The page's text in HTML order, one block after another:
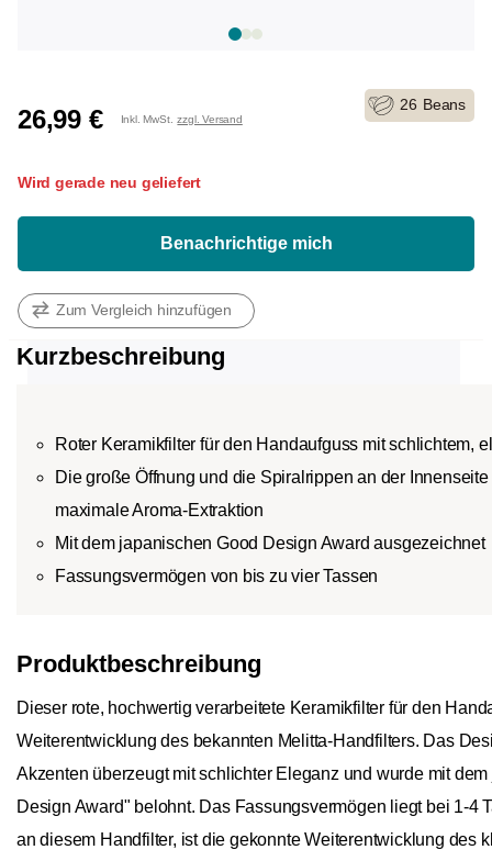
26,99 € Inkl. MwSt. zzgl. Versand
26 Beans
Wird gerade neu geliefert
Benachrichtige mich
Zum Vergleich hinzufügen
Kurzbeschreibung
Roter Keramikfilter für den Handaufguss mit schlichtem,
Die große Öffnung und die Spiralrippen an der
maximale Aroma-Extraktion
Mit dem japanischen Good Design Award ausgezeichnet
Fassungsvermögen von bis zu vier Tassen
Produktbeschreibung
Dieser rote, hochwertig verarbeitete Keramikfilter für den
Weiterentwicklung des bekannten Melitta-Handfilters. Das
Akzenten überzeugt mit schlichter Eleganz und wurde mit
Design Award" belohnt. Das Fassungsvermögen liegt bei 1-4
an diesem Handfilter, ist die gekonnte Weiterentwicklung des